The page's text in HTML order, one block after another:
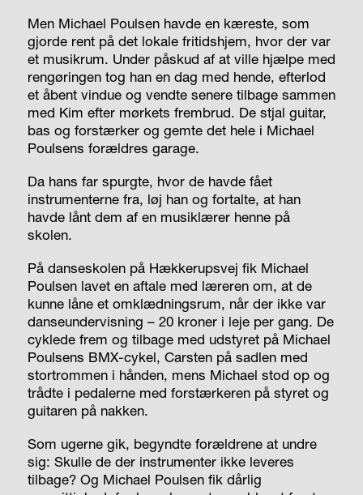
Men Michael Poulsen havde en kæreste, som
gjorde rent på det lokale fritidshjem, hvor der var
et musikrum. Under påskud af at ville hjælpe med
rengøringen tog han en dag med hende, efterlod
et åbent vindue og vendte senere tilbage sammen
med Kim efter mørkets frembrud. De stjal guitar,
bas og forstærker og gemte det hele i Michael
Poulsens forældres garage.
Da hans far spurgte, hvor de havde fået
instrumenterne fra, løj han og fortalte, at han
havde lånt dem af en musiklærer henne på
skolen.
På danseskolen på Hækkerupsvej fik Michael
Poulsen lavet en aftale med læreren om, at de
kunne låne et omklædningsrum, når der ikke var
danseundervisning – 20 kroner i leje per gang. De
cyklede frem og tilbage med udstyret på Michael
Poulsens BMX-cykel, Carsten på sadlen med
stortrommen i hånden, mens Michael stod op og
trådte i pedalerne med forstærkeren på styret og
guitaren på nakken.
Som ugerne gik, begyndte forældrene at undre
sig: Skulle de der instrumenter ikke leveres
tilbage? Og Michael Poulsen fik dårlig